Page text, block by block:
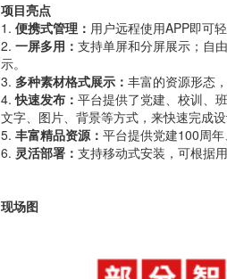
项目亮点
1. 便携式管理 ： 用户远程使用APP即可
2. 一屏多用 ： 支持单屏和分屏展示；自
示。
3. 多种素材格式展示 ： 丰富的资源形态
4.快速发布 ： 平台提供了党建、校训、
文字、图片、背景等方式，来快速完成设
5. 丰富精品资源： 平台提供党建100周
6. 灵活部署 ： 支持移动式安装，可根据
现场图